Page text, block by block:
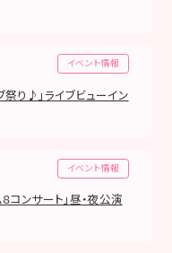
イベント情報
祭り♪」ライブビューイン
イベント情報
コンサート」昼・夜公演